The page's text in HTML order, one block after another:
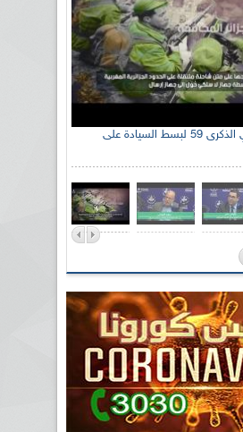
الإذاعة الجزائرية تحي الذكرى 59 لبسط السيادة على